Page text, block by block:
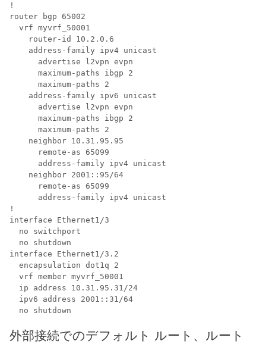
!
router bgp 65002
  vrf myvrf_50001
    router-id 10.2.0.6
    address-family ipv4 unicast
      advertise l2vpn evpn
      maximum-paths ibgp 2
      maximum-paths 2
    address-family ipv6 unicast
      advertise l2vpn evpn
      maximum-paths ibgp 2
      maximum-paths 2
    neighbor 10.31.95.95
      remote-as 65099
      address-family ipv4 unicast
    neighbor 2001::95/64
      remote-as 65099
      address-family ipv4 unicast
!
interface Ethernet1/3
  no switchport
  no shutdown
interface Ethernet1/3.2
  encapsulation dot1q 2
  vrf member myvrf_50001
  ip address 10.31.95.31/24
  ipv6 address 2001::31/64
外部接続でのデフォルト ルート、ルート